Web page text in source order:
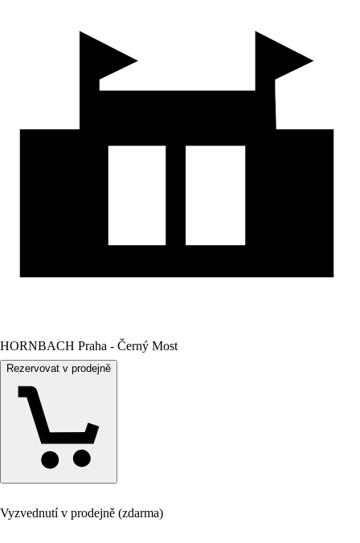
HORNBACH Praha - Černý Most
Rezervovat v prodejně
Vyzvednutí v prodejně (zdarma)